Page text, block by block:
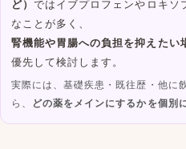
ど）ではイブプロフェンや ロキソ
なことが多く、
腎機能や胃腸への負担を抑えたい
優先して検討します。
実際には、基礎疾患・既往歴・他に
ら、
どの薬をメインにするかを個別